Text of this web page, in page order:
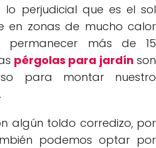
perjudicial que es el sol
en zonas de mucho calor
permanecer más de 15
pérgolas para jardín son
para montar nuestro
algún toldo corredizo, por
podemos optar por